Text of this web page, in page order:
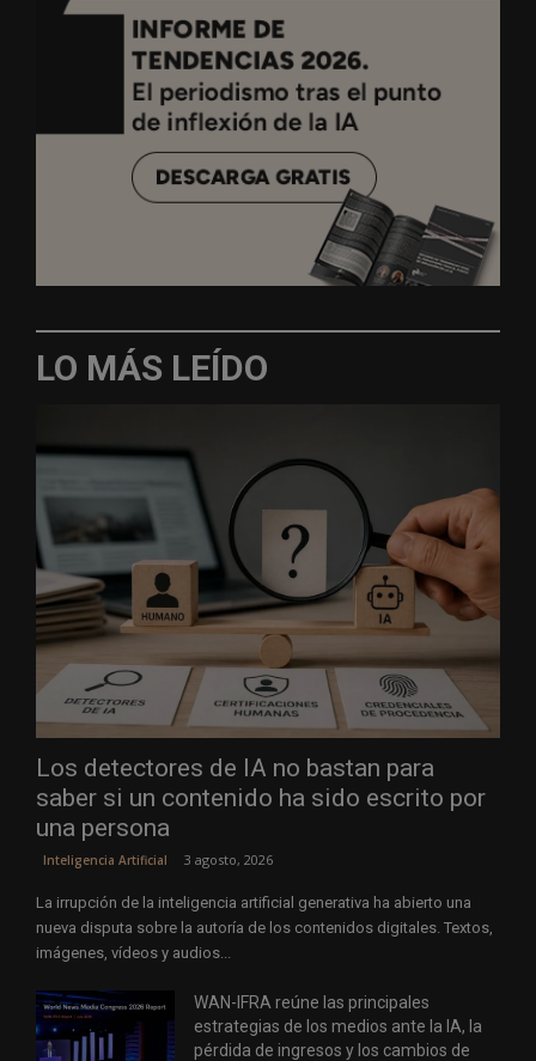
LO MÁS LEÍDO
Los detectores de IA no bastan para
saber si un contenido ha sido escrito por
una persona
Inteligencia Artificial 3 agosto, 2026
La irrupción de la inteligencia artificial generativa ha abierto una
nueva disputa sobre la autoría de los contenidos digitales. Textos,
imágenes, vídeos y audios...
WAN-IFRA reúne las principales
estrategias de los medios ante la IA, la
pérdida de ingresos y los cambios de